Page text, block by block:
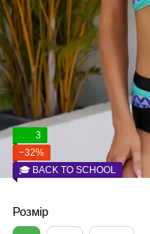
3
−32%
🎓 BACK TO SCHOOL
Розмір